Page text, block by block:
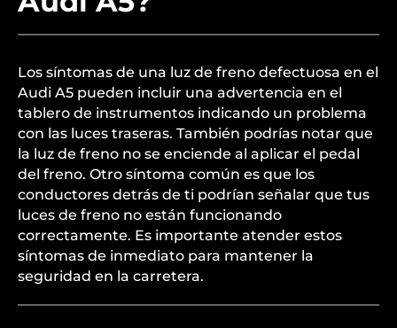
Los síntomas de una luz de freno defectuosa en el
Audi A5 pueden incluir una advertencia en el
tablero de instrumentos indicando un problema
con las luces traseras. También podrías notar que
la luz de freno no se enciende al aplicar el pedal
del freno. Otro síntoma común es que los
conductores detrás de ti podrían señalar que tus
luces de freno no están funcionando
correctamente. Es importante atender estos
síntomas de inmediato para mantener la
seguridad en la carretera.